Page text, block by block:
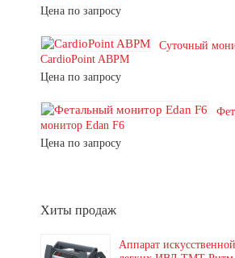
Цена по запросу
Суточный
CardioPoint ABPM
Цена по запросу
монитор Edan F6
Цена по запросу
Хиты продаж
Аппарат